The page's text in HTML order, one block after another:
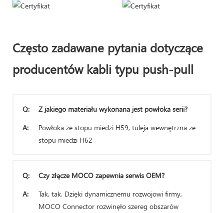
Często zadawane pytania dotyczące
producentów kabli typu push-pull
Q:
Z jakiego materiału wykonana jest powłoka serii?
A:
Powłoka ze stopu miedzi H59, tuleja wewnętrzna ze
stopu miedzi H62
Q:
Czy złącze MOCO zapewnia serwis OEM?
A:
Tak, tak. Dzięki dynamicznemu rozwojowi firmy,
MOCO Connector rozwinęło szereg obszarów